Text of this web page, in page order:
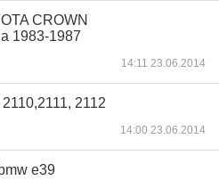
CROWN
1983-1987
14:11 23.06.2014
2112
14:00 23.06.2014
e39